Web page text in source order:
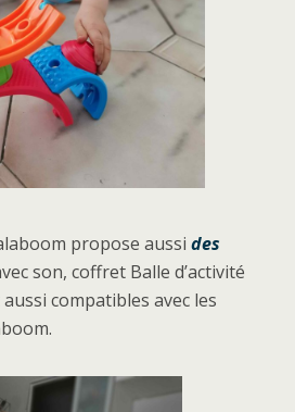
propose aussi des
son, coffret Balle d’activité
compatibles avec les